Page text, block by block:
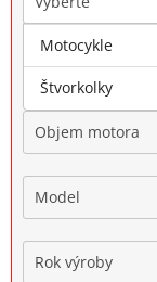
Značka
Objem motora
Model
Rok výroby
Motocykle
Štvorkolky